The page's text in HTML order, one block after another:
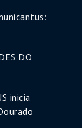
DO
inicia